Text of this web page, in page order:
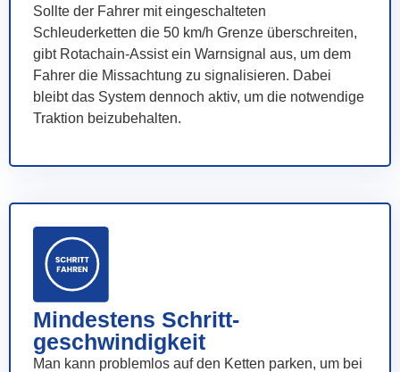
Sollte der Fahrer mit eingeschalteten
Schleuderketten die 50 km/h Grenze überschreiten,
gibt Rotachain-Assist ein Warnsignal aus, um dem
Fahrer die Missachtung zu signalisieren. Dabei
bleibt das System dennoch aktiv, um die notwendige
Traktion beizubehalten.
Mindestens Schritt-
geschwindigkeit
Man kann problemlos auf den Ketten parken, um bei